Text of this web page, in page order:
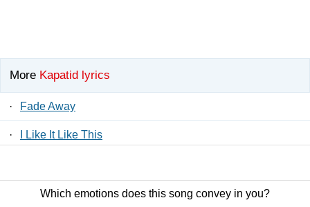
More Kapatid lyrics
· Fade Away
· I Like It Like This
Which emotions does this song convey in you?